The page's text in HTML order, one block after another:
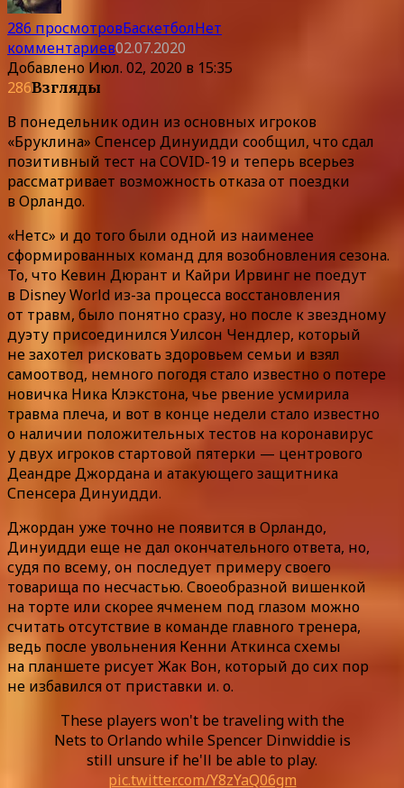
286 просмотровБаскетболНет
комментариев02.07.2020
Добавлено Июл. 02, 2020 в 15:35
286Взгляды
В понедельник один из основных игроков
«Бруклина» Спенсер Динуидди сообщил, что сдал
позитивный тест на COVID-19 и теперь всерьез
рассматривает возможность отказа от поездки
в Орландо.
«Нетс» и до того были одной из наименее
сформированных команд для возобновления сезона.
То, что Кевин Дюрант и Кайри Ирвинг не поедут
в Disney World из-за процесса восстановления
от травм, было понятно сразу, но после к звездному
дуэту присоединился Уилсон Чендлер, который
не захотел рисковать здоровьем семьи и взял
самоотвод, немного погодя стало известно о потере
новичка Ника Клэкстона, чье рвение усмирила
травма плеча, и вот в конце недели стало известно
о наличии положительных тестов на коронавирус
у двух игроков стартовой пятерки — центрового
Деандре Джордана и атакующего защитника
Спенсера Динуидди.
Джордан уже точно не появится в Орландо,
Динуидди еще не дал окончательного ответа, но,
судя по всему, он последует примеру своего
товарища по несчастью. Своеобразной вишенкой
на торте или скорее ячменем под глазом можно
считать отсутствие в команде главного тренера,
ведь после увольнения Кенни Аткинса схемы
на планшете рисует Жак Вон, который до сих пор
не избавился от приставки и. о.
These players won't be traveling with the
Nets to Orlando while Spencer Dinwiddie is
still unsure if he'll be able to play.
pic.twitter.com/Y8zYaQ06gm